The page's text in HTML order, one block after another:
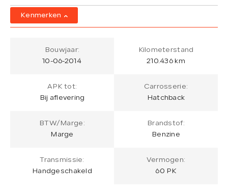
Kenmerken
Bouwjaar:
10-06-2014
Kilometerstand
210.436 km
APK tot:
Bij aflevering
Carrosserie:
Hatchback
BTW/Marge:
Marge
Brandstof:
Benzine
Transmissie:
Handgeschakeld
Vermogen:
60 PK